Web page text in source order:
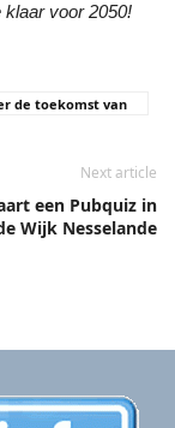
voor 2050!
de toekomst van
Next article
een Pubquiz in
Wijk Nesselande